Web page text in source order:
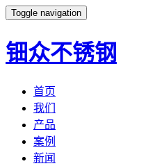
Toggle navigation
钿众不锈钢
首页
我们
产品
案例
新闻